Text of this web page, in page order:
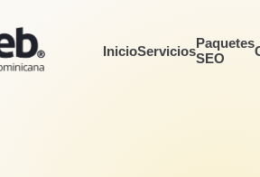
InicioServiciosPaquetes
SEO